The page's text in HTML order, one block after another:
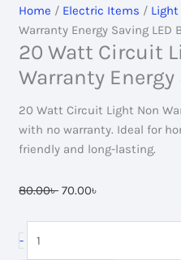
Home / Electric Items / Light
Warranty Energy Saving LED
20 Watt Circuit
Warranty
20 Watt Circuit Light Non
with no warranty. Ideal for
friendly and long-lasting.
80.00৳ Original
70.00৳
-
Watt